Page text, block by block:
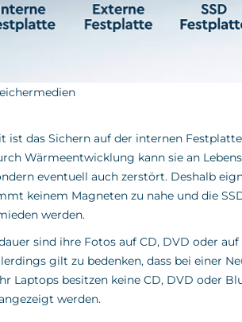
ist das Sichern auf der internen
Wärmeentwicklung kann sie an
eventuell auch zerstört. Deshalb
keinem Magneten zu nahe und die
werden.
sind ihre Fotos auf CD, DVD oder
gilt zu bedenken, dass bei einer
Laptops besitzen keine CD, DVD oder
werden.